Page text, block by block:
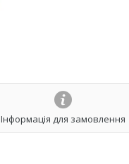
Інформація для замовлення